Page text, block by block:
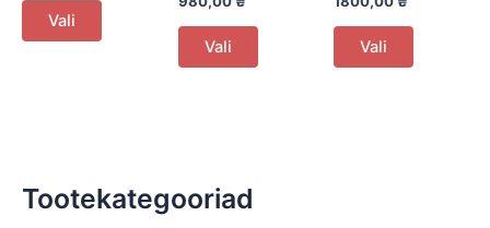
Vali
This
may
be
Vali
This
Vali
This
Tootekategooriad